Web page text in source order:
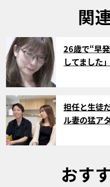
関
26歳で“早
してました
サムネイル
担任と生徒
ル妻の猛ア
おす